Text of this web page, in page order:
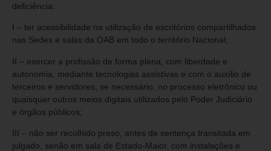
deficiência:
I – ter acessibilidade na utilização de escritórios compartilhados
nas Sedes e salas da OAB em todo o território Nacional;
II – exercer a profissão de forma plena, com liberdade e
autonomia, mediante tecnologias assistivas e com o auxílio de
terceiros e servidores, se necessário, no processo eletrônico ou
quaisquer outros meios digitais utilizados pelo Poder Judiciário
e órgãos públicos;
III – não ser recolhido preso, antes de sentença transitada em
julgado, senão em sala de Estado-Maior, com instalações e